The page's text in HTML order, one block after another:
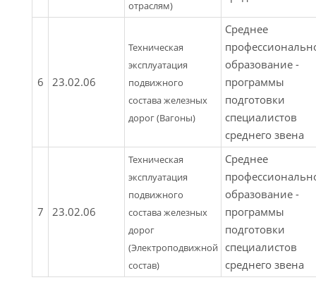
отраслям)
6 23.02.06
Техническая
эксплуатация
подвижного
состава железных
дорог (Вагоны)
Среднее
образование -
программы
подготовки
специалистов
среднего звена
7 23.02.06
Техническая
эксплуатация
подвижного
состава железных
дорог
(Электроподвижной
состав)
Среднее
образование -
программы
подготовки
специалистов
среднего звена